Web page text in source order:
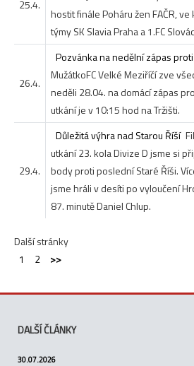
25.4.
hostit finále Poháru žen FAČR,
týmy SK Slavia Praha a 1.FC
26.4.
Pozvánka na nedělní zápas
MužátkoFC Velké Meziříčí zve
neděli 28.04. na domácí zápas
utkání je v 10:15 hod na Tržišti.
29.4.
Důležitá výhra nad Starou Říší
utkání 23. kola Divize D jsme si
body proti poslední Staré Říši.
jsme hráli v desíti po vyloučení
87. minutě Daniel Chlup.
Další stránky
1
2 >>
DALŠÍ ČLÁNKY
30.07.2026